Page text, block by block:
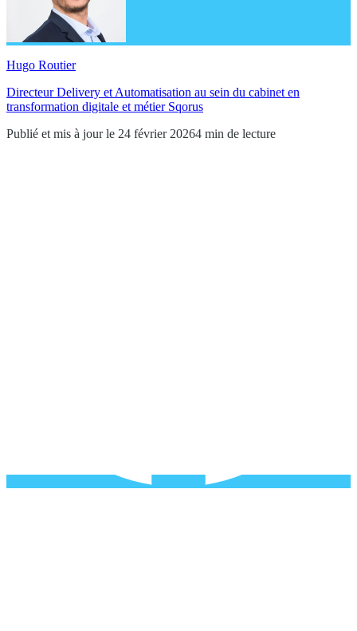
Hugo Routier
Directeur Delivery et Automatisation au sein du cabinet en
transformation digitale et métier Sqorus
Publié et mis à jour le 24 février 20264 min de lecture